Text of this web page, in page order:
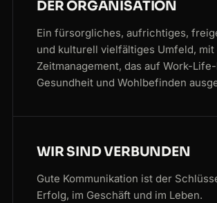
DER ORGANISATION
Ein fürsorgliches, aufrichtiges,
und kulturell vielfältiges Umfeld, mit
Zeitmanagement, das auf Work-
Gesundheit und Wohlbefinden
WIR SIND VERBUNDEN
Gute Kommunikation ist der
Erfolg, im Geschäft und im Leben.